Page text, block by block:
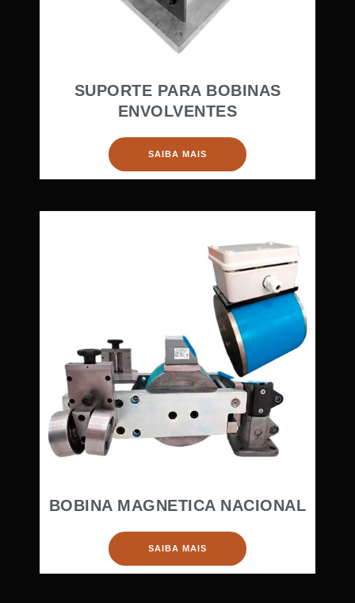
SUPORTE PARA BOBINAS
ENVOLVENTES
SAIBA MAIS
BOBINA MAGNETICA NACIONAL
SAIBA MAIS